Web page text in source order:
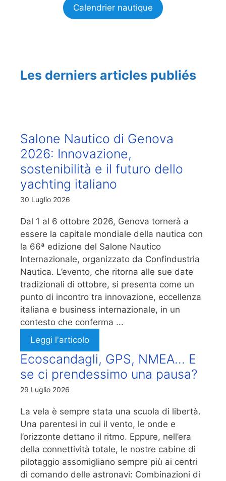
Calendrier nautique
Les derniers articles publiés
Salone Nautico di Genova
2026: Innovazione,
sostenibilità e il futuro dello
yachting italiano
30 Luglio 2026
Dal 1 al 6 ottobre 2026, Genova tornerà a
essere la capitale mondiale della nautica con
la 66ª edizione del Salone Nautico
Internazionale, organizzato da Confindustria
Nautica. L’evento, che ritorna alle sue date
tradizionali di ottobre, si presenta come un
punto di incontro tra innovazione, eccellenza
italiana e business internazionale, in un
contesto che conferma ...
Leggi l'articolo
Ecoscandagli, GPS, NMEA… E
se ci prendessimo una pausa?
29 Luglio 2026
La vela è sempre stata una scuola di libertà.
Una parentesi in cui il vento, le onde e
l’orizzonte dettano il ritmo. Eppure, nell’era
della connettività totale, le nostre cabine di
pilotaggio assomigliano sempre più ai centri
di comando delle astronavi: Combinazioni di